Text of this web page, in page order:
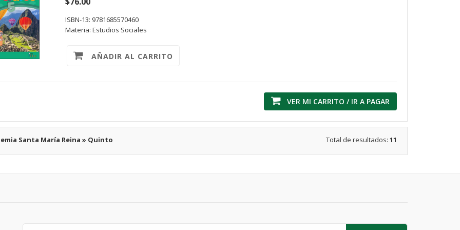
ISBN-13: 9781685570460
Materia: Estudios Sociales
AÑADIR AL CARRITO
VER MI CARRITO / IR A PAGAR
Santa María Reina » Quinto Total de resultados: 11